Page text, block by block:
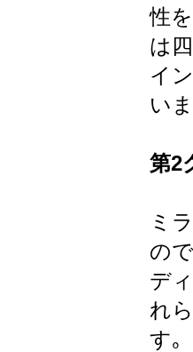
性
は
イ
い
第2
ミ
の
デ
れ
す｡